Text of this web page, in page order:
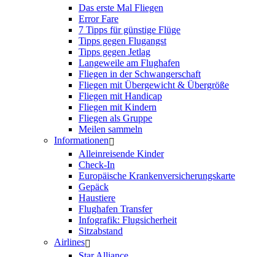
Das erste Mal Fliegen
Error Fare
7 Tipps für günstige Flüge
Tipps gegen Flugangst
Tipps gegen Jetlag
Langeweile am Flughafen
Fliegen in der Schwangerschaft
Fliegen mit Übergewicht & Übergröße
Fliegen mit Handicap
Fliegen mit Kindern
Fliegen als Gruppe
Meilen sammeln
Informationen
Alleinreisende Kinder
Check-In
Europäische Krankenversicherungskarte
Gepäck
Haustiere
Flughafen Transfer
Infografik: Flugsicherheit
Sitzabstand
Airlines